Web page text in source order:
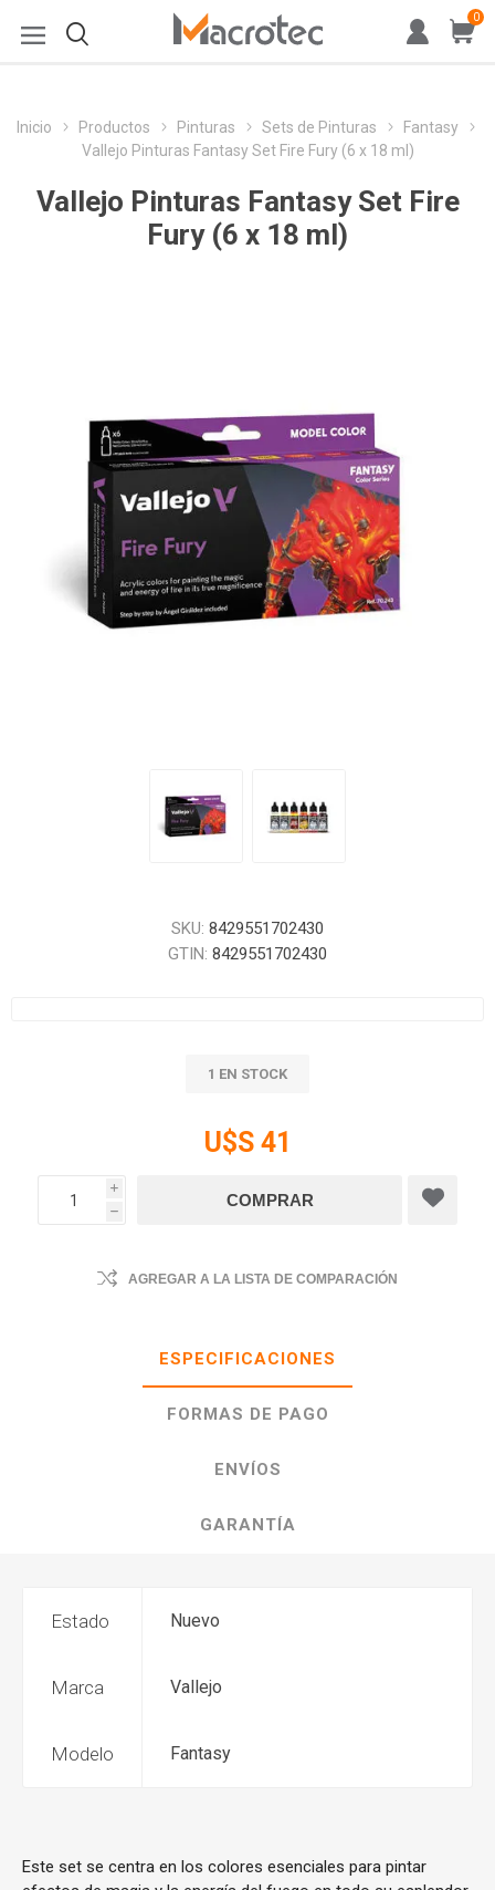
0
Inicio Productos Pinturas Sets de Pinturas
Fantasy
Vallejo Pinturas Fantasy Set Fire Fury (6 x 18 ml)
Vallejo Pinturas Fantasy Set Fire
Fury (6 x 18 ml)
SKU: 8429551702430
GTIN: 8429551702430
1 EN STOCK
U$S 41
i
h
AGREGAR A LA LISTA DE COMPARACIÓN
ESPECIFICACIONES
FORMAS DE PAGO
ENVÍOS
GARANTÍA
Estado Nuevo
Marca Vallejo
Modelo Fantasy
Este set se centra en los colores esenciales para pintar